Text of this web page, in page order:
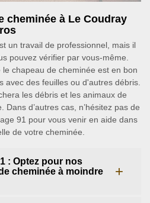
cheminée à Le Coudray
un travail de professionnel, mais il
pouvez vérifier par vous-même.
chapeau de cheminée est en bon
avec des feuilles ou d'autres débris.
les débris et les animaux de
d’autres cas, n’hésitez pas de
91 pour vous venir en aide dans
de votre cheminée.
: Optez pour nos
cheminée à moindre